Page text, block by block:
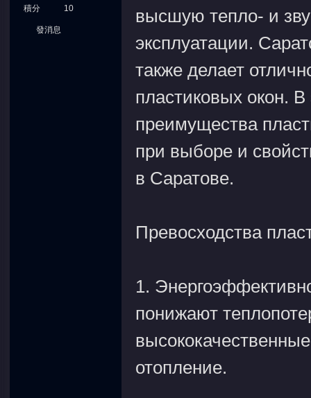
積分 10
發消息
высшую тепло- и
эксплуатации.
также делает
пластиковых окон.
преимущества
при выборе и
в Саратове.
Превосходства
1.
понижают
отопление.